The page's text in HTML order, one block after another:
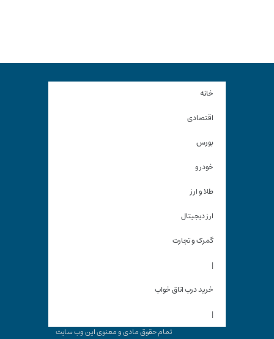
خانه
اقتصادی
بورس
خودرو
طلا و ارز
ارز دیجیتال
گمرک و تجارت
|
خرید درب اتاق خواب
|
تمام حقوق مادی و معنوی این وب سایت